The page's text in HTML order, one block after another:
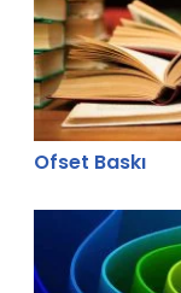
Ofset Baskı